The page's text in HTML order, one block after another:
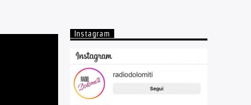
Instagram